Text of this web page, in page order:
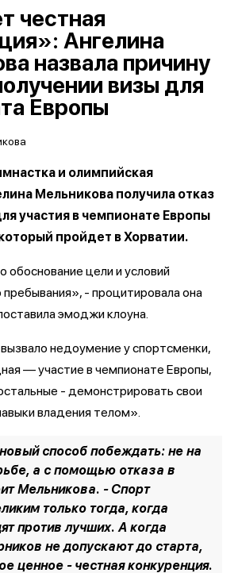
честная
Ангелина
назвала причину
визы для
Европы
и олимпийская
Мельникова получила отказ
участия в чемпионате Европы
пройдет в Хорватии.
обоснование цели и условий
- процитировала она
эмоджи клоуна.
недоумение у спортсменки,
— участие в чемпионате Европы,
- демонстрировать свои
владения телом».
способ побеждать: не на
а с помощью отказа в
Мельникова. - Спорт
только тогда, когда
против лучших. А когда
не допускают до старта,
ценное - честная конкуренция.